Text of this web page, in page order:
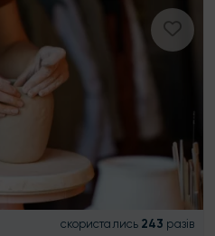
скористались 243 разів